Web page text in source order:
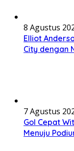
8 Agustus
Elliot
City dengan
7 Agustus
Gol Cepat
Menuju